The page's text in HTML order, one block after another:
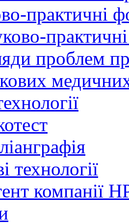
практичні
проблем
технології
компанії